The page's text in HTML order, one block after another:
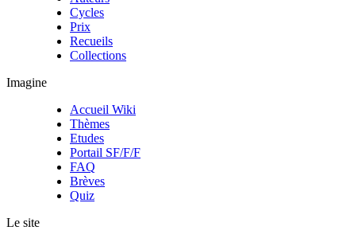
Cycles
Prix
Recueils
Collections
Imagine
Accueil Wiki
Thèmes
Etudes
Portail SF/F/F
FAQ
Brèves
Quiz
Le site